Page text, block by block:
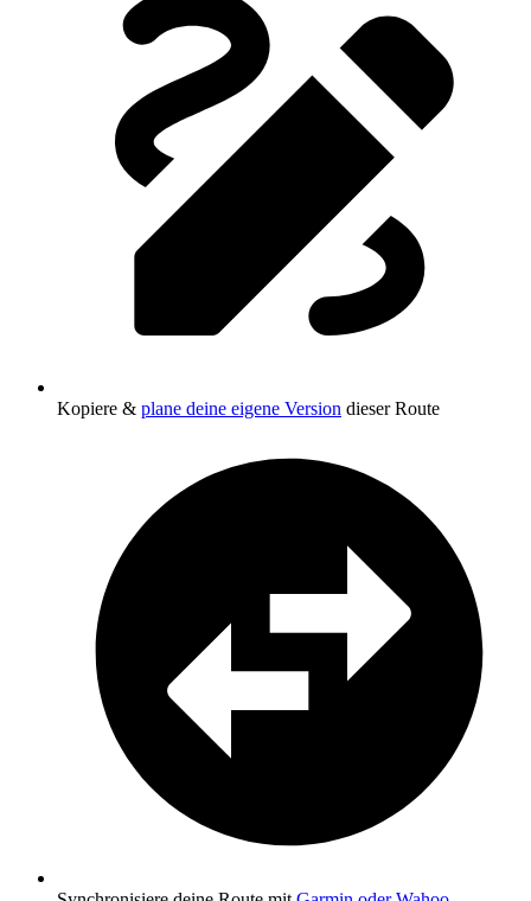
Kopiere & plane deine eigene Version dieser Route